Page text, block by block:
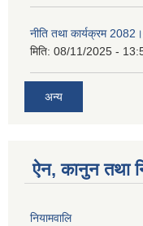
नीति तथा कार्यक्रम
मिति: 08/11/2025 -
अन्य
ऐन, कानुन तथा
नियामवालि